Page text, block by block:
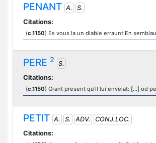
PENANT A.
S.
Citations:
(c.1150) Es vous la un diable erraunt En
PERE 2 S.
Citations:
(c.1150) Grant present qu’il lui enveiat: [...] od
PETIT A. S. ADV.
CONJ.LOC.
Citations: